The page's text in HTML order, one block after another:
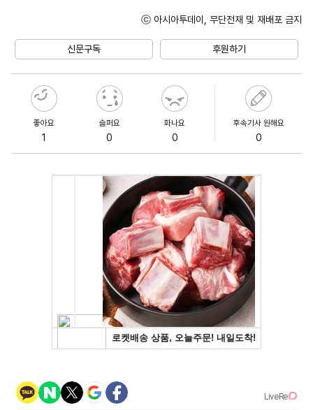
ⓒ 아시아투데이, 무단전재 및 재배포 금지
신문구독 후원하기
좋아요
1
슬퍼요
0
화나요
0
후속기사 원해요
0